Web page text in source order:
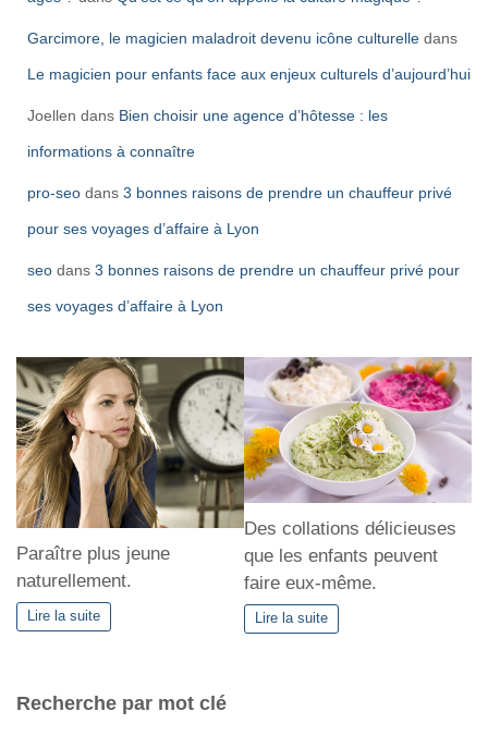
Garcimore, le magicien maladroit devenu icône culturelle dans
Le magicien pour enfants face aux enjeux culturels d’aujourd’hui
Joellen dans Bien choisir une agence d’hôtesse : les
informations à connaître
pro-seo dans 3 bonnes raisons de prendre un chauffeur privé
pour ses voyages d’affaire à Lyon
seo dans 3 bonnes raisons de prendre un chauffeur privé pour
ses voyages d’affaire à Lyon
Paraître plus jeune
naturellement.
Lire la suite
Des collations délicieuses
que les enfants peuvent
faire eux-même.
Lire la suite
Recherche par mot clé